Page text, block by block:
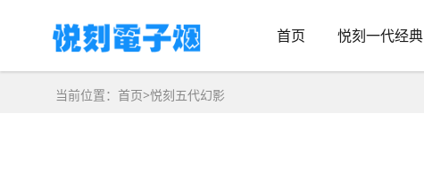
首页 悦刻一代经典
当前位置： 首页>悦刻五代幻影